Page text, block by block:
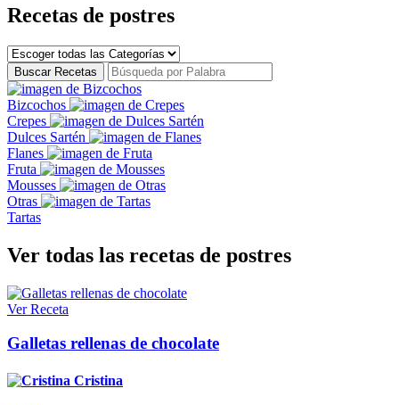
Recetas de postres
Buscar Recetas
Bizcochos
Crepes
Dulces Sartén
Flanes
Fruta
Mousses
Otras
Tartas
Ver todas las recetas de postres
Ver Receta
Galletas rellenas de chocolate
Cristina